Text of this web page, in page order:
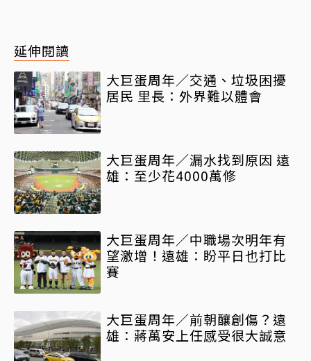
延伸閱讀
大巨蛋周年／交通、垃圾困擾
居民 里長：外界難以體會
大巨蛋周年／漏水找到原因 遠
雄：至少花4000萬修
大巨蛋周年／中職場次明年有
望激增！遠雄：盼平日也打比
賽
大巨蛋周年／前朝釀創傷？遠
雄：蔣萬安上任感受很大誠意